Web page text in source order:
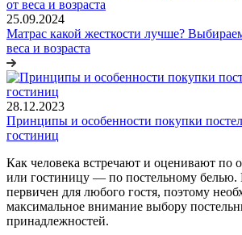
25.09.2024
Матрас какой жесткости лучше?
веса и возраста
28.12.2023
Принципы и особенности покупки
гостиниц
Как человека встречают и оценивают по
или гостиницу — по постельному
первичен для любого гостя, поэтому
максимальное внимание выбору
принадлежностей.